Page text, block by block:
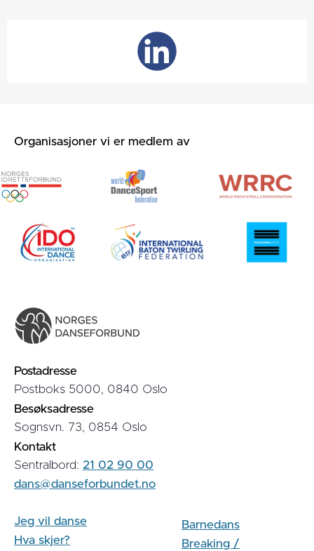
Organisasjoner vi er medlem av
Postadresse
Postboks 5000, 0840 Oslo
Besøksadresse
Sognsvn. 73, 0854 Oslo
Kontakt
Sentralbord: 21 02 90 00
dans@danseforbundet.no
Jeg vil danse
Hva skjer?
Barnedans
Breaking /